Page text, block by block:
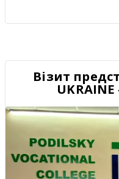
партнерство. Але
стоїть значно
закладом освіти […]
Візит
UKRAINE
освіти,